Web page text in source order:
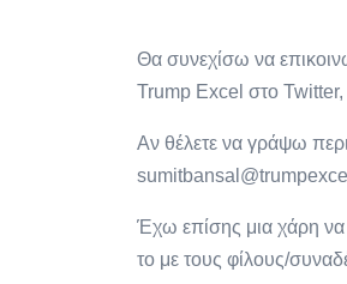
Θα συνεχίσω να
Trump Excel στο
Αν θέλετε να γράψω
Έχω επίσης μια χάρη να
το με τους φίλους/